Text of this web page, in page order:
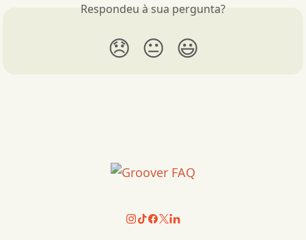
Respondeu à sua pergunta?
😞 😐 😃